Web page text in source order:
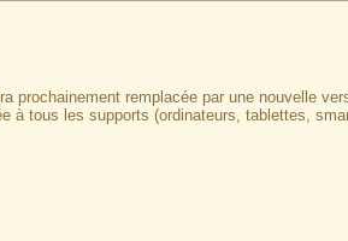
prochainement remplacée par une nouvelle
à tous les supports (ordinateurs, tablettes,